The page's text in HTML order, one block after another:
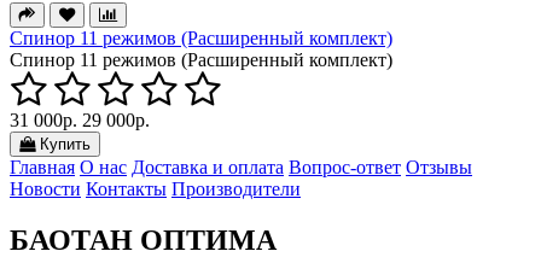
Спинор 11 режимов (Расширенный комплект)
Спинор 11 режимов (Расширенный комплект)
31 000р. 29 000р.
Купить
Главная О нас Доставка и оплата Вопрос-ответ Отзывы
Новости Контакты Производители
БАОТАН ОПТИМА